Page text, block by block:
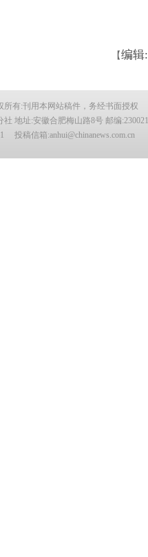
【编辑
所有:刊用本网站稿件，务经书面授权
地址:安徽合肥梅山路8号 邮编:230021
投稿信箱:anhui@chinanews.com.cn